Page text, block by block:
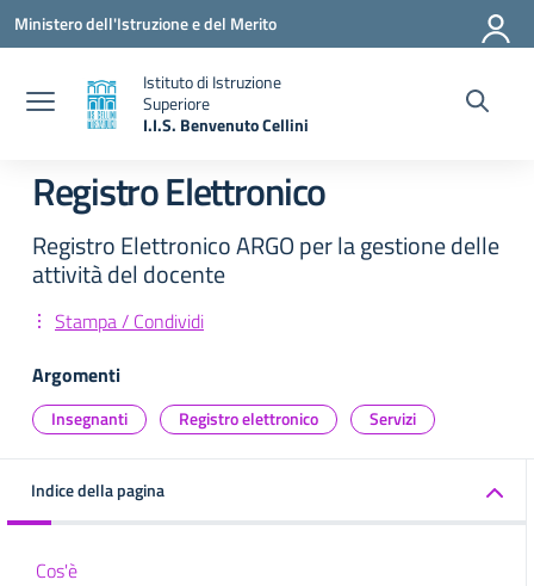
Vai ai contenuti
Vai al menu di navigazione
Vai al footer
Ministero dell'Istruzione e del Merito
Istituto di Istruzione
Superiore
I.I.S. Benvenuto Cellini
Registro Elettronico
Registro Elettronico ARGO per la gestione delle
attività del docente
Stampa / Condividi
Argomenti
Insegnanti Registro elettronico Servizi
Indice della pagina
Cos'è